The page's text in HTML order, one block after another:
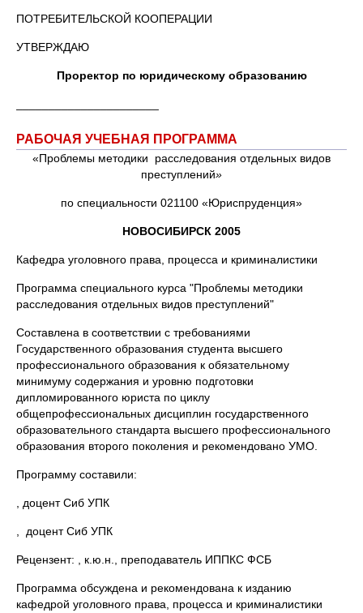
ПОТРЕБИТЕЛЬСКОЙ КООПЕРАЦИИ
УТВЕРЖДАЮ
Проректор по юридическому образованию
РАБОЧАЯ УЧЕБНАЯ ПРОГРАММА
«Проблемы методики расследования отдельных видов
преступлений»
по специальности 021100 «Юриспруденция»
НОВОСИБИРСК 2005
Кафедра уголовного права, процесса и криминалистики
Программа специального курса "Проблемы методики
расследования отдельных видов преступлений"
Составлена в соответствии с требованиями
Государственного образования студента высшего
профессионального образования к обязательному
минимуму содержания и уровню подготовки
дипломированного юриста по циклу
общепрофессиональных дисциплин государственного
образовательного стандарта высшего профессионального
образования второго поколения и рекомендовано УМО.
Программу составили:
, доцент Сиб УПК
, доцент Сиб УПК
Рецензент: , к.ю.н., преподаватель ИППКС ФСБ
Программа обсуждена и рекомендована к изданию
кафедрой уголовного права, процесса и криминалистики